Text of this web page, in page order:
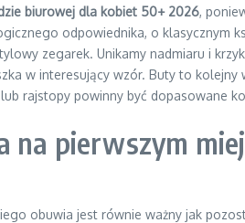
biurowej dla kobiet 50+ 2026,
odpowiednika, o klasycznym
zegarek. Unikamy nadmiaru i
w interesujący wzór. Buty to
rajstopy powinny być dopasowane
na pierwszym
obuwia jest równie ważny jak